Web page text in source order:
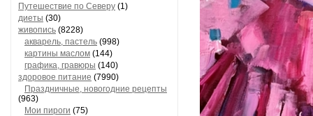
Путешествие по Северу (1)
диеты (30)
живопись (8228)
акварель, пастель (998)
картины маслом (144)
графика, гравюры (140)
здоровое питание (7990)
Праздничные, новогодние рецепты
(963)
Мои пироги (75)